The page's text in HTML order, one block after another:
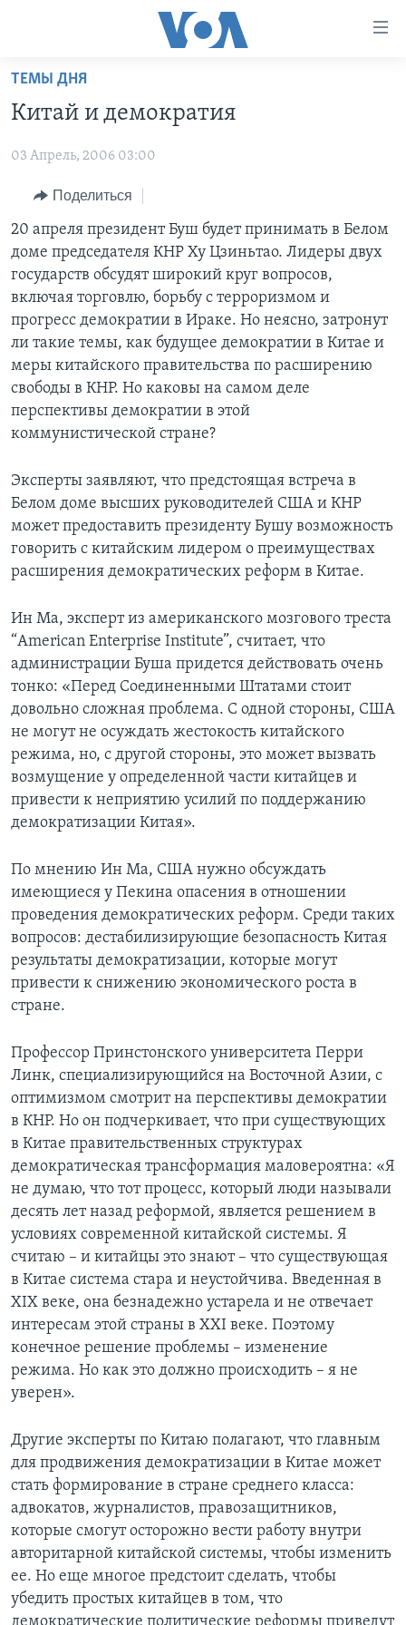
Перейти
основной
Перейти
навигации
Перейти
поиск
ПРОГРАММЫ
АМЕРИКА
НОВОСТИ ЗА МИНУТУ
ИТОГИ
ПОЧЕМУ ЭТО ВАЖНО?
ДИСКУССИЯ VOA
ДЕТАЛИ
НЬЮ-ЙОРК NEW YORK
АМЕРИКА. БОЛЬШОЕ ПУТЕШЕСТВИЕ
ПРОЕКТЫ
УЧИМ АНГЛИЙСКИЙ
НАША АМЕРИКАНСКАЯ ИСТОРИЯ
А КАК В АМЕРИКЕ?
АРТЕФАКТЫ
АМЕРИКАНСКИЕ ГОРОДКИ
ЭКСПЕРТИЗА
ИНТЕРВЬЮ
ФАКТЫ ПРОТИВ ФЕЙКОВ
ЗА СВОБОДУ ПРЕССЫ
УЧИМ АНГЛИЙСКИЙ
ВИДЕО
ПОДПИСКА НА НОВОСТИ
Learning English
СОЦИАЛЬНЫЕ СЕТИ
Языки
ТЕМЫ ДНЯ
Китай и демократия
03 Апрель, 2006 03:00
Поделиться
20 апреля президент Буш будет принимать в Белом
доме председателя КНР Ху Цзиньтао. Лидеры двух
государств обсудят широкий круг вопросов,
включая торговлю, борьбу с терроризмом и
прогресс демократии в Ираке. Но неясно, затронут
ли такие темы, как будущее демократии в Китае и
меры китайского правительства по расширению
свободы в КНР. Но каковы на самом деле
перспективы демократии в этой
коммунистической стране?
Эксперты заявляют, что предстоящая встреча в
Белом доме высших руководителей США и КНР
может предоставить президенту Бушу возможность
говорить с китайским лидером о преимуществах
расширения демократических реформ в Китае.
Ин Ма, эксперт из американского мозгового треста
“American Enterprise Institute”, считает, что
администрации Буша придется действовать очень
тонко: «Перед Соединенными Штатами стоит
довольно сложная проблема. С одной стороны, США
не могут не осуждать жестокость китайского
режима, но, с другой стороны, это может вызвать
возмущение у определенной части китайцев и
привести к неприятию усилий по поддержанию
демократизации Китая».
По мнению Ин Ма, США нужно обсуждать
имеющиеся у Пекина опасения в отношении
проведения демократических реформ. Среди таких
вопросов: дестабилизирующие безопасность Китая
результаты демократизации, которые могут
привести к снижению экономического роста в
стране.
Профессор Принстонского университета Перри
Линк, специализирующийся на Восточной Азии, с
оптимизмом смотрит на перспективы демократии
в КНР. Но он подчеркивает, что при существующих
в Китае правительственных структурах
демократическая трансформация маловероятна: «Я
не думаю, что тот процесс, который люди называли
десять лет назад реформой, является решением в
условиях современной китайской системы. Я
считаю – и китайцы это знают – что существующая
в Китае система стара и неустойчива. Введенная в
XIX веке, она безнадежно устарела и не отвечает
интересам этой страны в XXI веке. Поэтому
конечное решение проблемы – изменение
режима. Но как это должно происходить – я не
уверен».
Другие эксперты по Китаю полагают, что главным
для продвижения демократизации в Китае может
стать формирование в стране среднего класса:
адвокатов, журналистов, правозащитников,
которые смогут осторожно вести работу внутри
авторитарной китайской системы, чтобы изменить
ее. Но еще многое предстоит сделать, чтобы
убедить простых китайцев в том, что